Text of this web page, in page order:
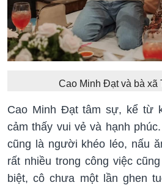
Cao Minh Đạt và bà xã
Cao Minh Đạt tâm sự, kể từ
cảm thấy vui vẻ và hạnh
cũng là người khéo léo, nấu
rất nhiều trong công việc
biệt, cô chưa một lần ghen